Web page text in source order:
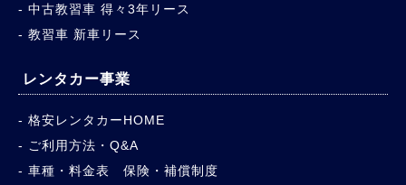
中古教習車 得々3年リース
教習車 新車リース
レンタカー事業
格安レンタカーHOME
ご利用方法・Q&A
車種・料金表 保険・補償制度